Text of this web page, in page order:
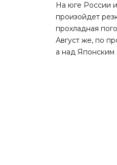
На юге России
произойдет
прохладная
Август же, по
а над Японским